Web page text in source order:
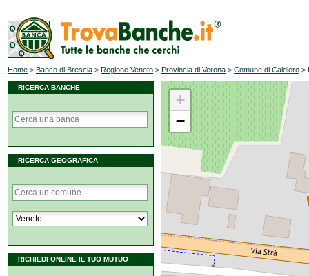
Home > Banco di Brescia > Regione Veneto > Provincia di Verona > Comune di Caldiero >
RICERCA BANCHE
RICERCA GEOGRAFICA
RICHIEDI ONLINE IL TUO MUTUO
+
−